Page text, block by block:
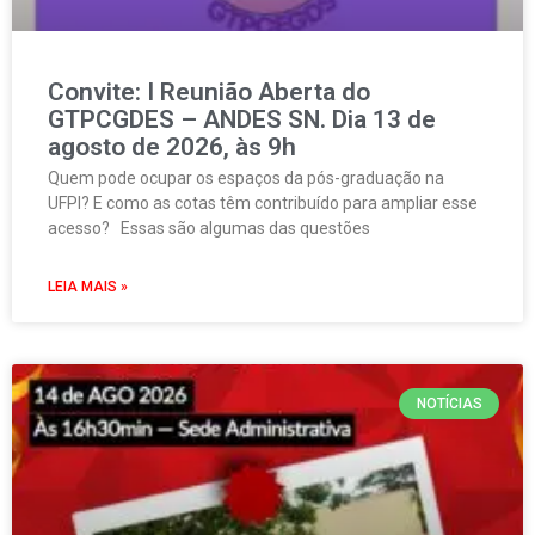
Convite: I Reunião Aberta do
GTPCGDES – ANDES SN. Dia 13 de
agosto de 2026, às 9h
Quem pode ocupar os espaços da pós-graduação na
UFPI? E como as cotas têm contribuído para ampliar esse
acesso? Essas são algumas das questões
LEIA MAIS »
NOTÍCIAS